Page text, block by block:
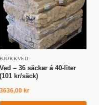
BJÖRKVED
Ved – 36 säckar á 40-liter
(101 kr/säck)
3636,00 kr